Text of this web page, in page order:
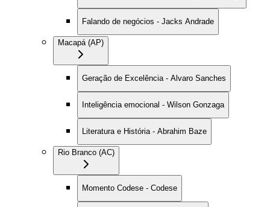
Falando de negócios - Jacks Andrade
Macapá (AP)
Geração de Excelência - Alvaro Sanches
Inteligência emocional - Wilson Gonzaga
Literatura e História - Abrahim Baze
Rio Branco (AC)
Momento Codese - Codese